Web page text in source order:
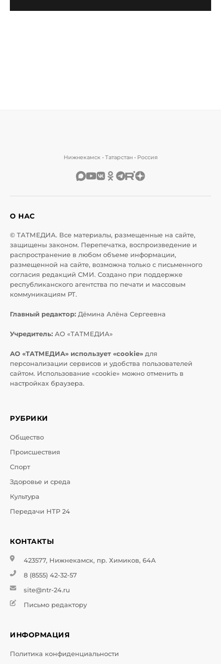
Нижнекамск • Татарстан • Россия
О НАС
© ТАТМЕДИА. Все материалы, размещенные на сайте,
защищены законом. Перепечатка, воспроизведение и
распространение в любом объеме информации,
размещенной на сайте, возможна только с письменного
согласия редакций СМИ. Создано при поддержке
республиканского агентства по печати и массовым
коммуникациям РТ.
Главный редактор: Дёмина Алёна Сергеевна
Учредитель: АО «ТАТМЕДИА»
АО «ТАТМЕДИА» использует «cookie» для
персонализации сервисов и удобства пользователей
сайтом. Использование «cookie» можно отменить в
настройках браузера.
РУБРИКИ
Общество
Происшествия
Спорт
Здоровье и среда
Культура
Передачи НТР 24
КОНТАКТЫ
423577, Нижнекамск, пр. Химиков, 64А
8 (8555) 42-32-57
site@ntr-24.ru
Письмо редактору
ИНФОРМАЦИЯ
Политика конфиденциальности